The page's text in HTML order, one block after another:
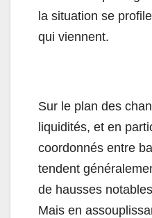
la situation se
qui viennent.
Sur le plan des
liquidités, et en
coordonnés entre
tendent
de hausses
Mais en